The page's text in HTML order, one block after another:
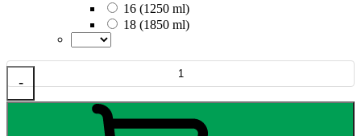
16 (1250 ml)
18 (1850 ml)
-